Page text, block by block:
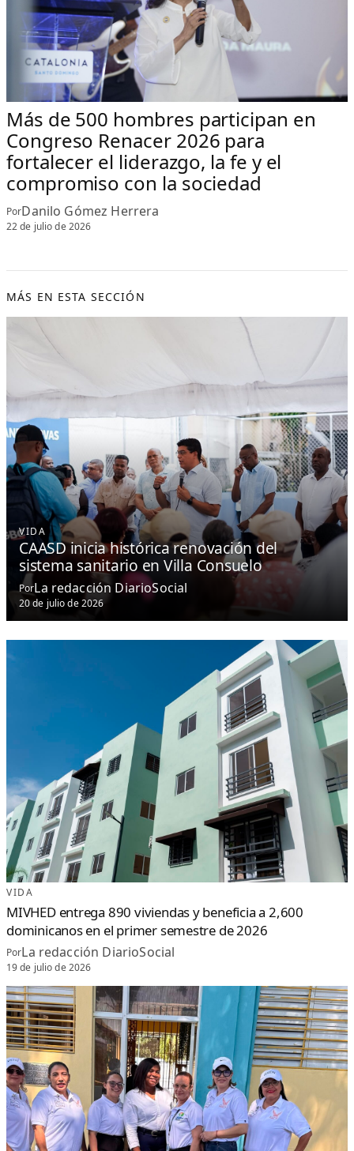
Más de 500 hombres participan en
Congreso Renacer 2026 para
fortalecer el liderazgo, la fe y el
compromiso con la sociedad
PorDanilo Gómez Herrera
22 de julio de 2026
MÁS EN ESTA SECCIÓN
VIDA
CAASD inicia histórica renovación del
sistema sanitario en Villa Consuelo
PorLa redacción DiarioSocial
20 de julio de 2026
VIDA
MIVHED entrega 890 viviendas y beneficia a 2,600
dominicanos en el primer semestre de 2026
PorLa redacción DiarioSocial
19 de julio de 2026